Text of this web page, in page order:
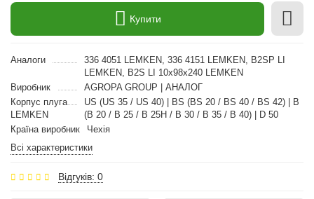
Купити
Аналоги
336 4051 LEMKEN, 336 4151 LEMKEN, B2SP LI
LEMKEN, B2S LI 10x98x240 LEMKEN
Виробник
AGROPA GROUP | АНАЛОГ
Корпус плуга
LEMKEN
US (US 35 / US 40) | BS (BS 20 / BS 40 / BS 42) | B
(B 20 / B 25 / B 25H / B 30 / B 35 / B 40) | D 50
Країна виробник
Чехія
Всі характеристики
Відгуків: 0